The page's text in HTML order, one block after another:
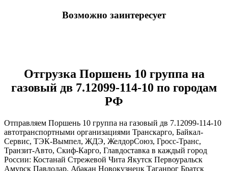
Возможно заинтересует
Отгрузка Поршень 10 группа на
газовый дв 7.12099-114-10 по городам
РФ
Отправляем Поршень 10 группа на газовый дв 7.12099-114-10
автотранспортными организациями Транскарго, Байкал-
Сервис, ТЭК-Вымпел, ЖДЭ, ЖелдорСоюз, Гросс-Транс,
Транзит-Авто, Скиф-Карго, Главдоставка в каждый город
России: Костанай Стрежевой Чита Якутск Первоуральск
Амурск Павлодар. Абакан Новокузнецк Таганрог Братск